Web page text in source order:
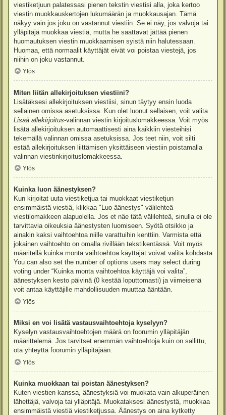
viestiketjuun palatessasi pienen tekstin viestisi alla, joka kertoo
viestin muokkauskertojen lukumäärän ja muokkausajan. Tämä
näkyy vain jos joku on vastannut viestiin. Se ei näy, jos valvoja tai
ylläpitäjä muokkaa viestiä, mutta he saattavat jättää pienen
huomautuksen viestin muokkaamisen syistä niin halutessaan.
Huomaa, että normaalit käyttäjät eivät voi poistaa viestejä, jos
niihin on joku vastannut.
Ylös
Miten liitän allekirjoituksen viestiini?
Lisätäksesi allekirjoituksen viestiisi, sinun täytyy ensin luoda
sellainen omissa asetuksissa. Kun olet luonut sellaisen, voit valita
Lisää allekirjoitus-valinnan viestin kirjoituslomakkeessa. Voit myös
lisätä allekirjoituksen automaattisesti aina kaikkiin viesteihisi
tekemällä valinnan omissa asetuksissa. Jos teet niin, voit silti
estää allekirjoituksen liittämisen yksittäiseen viestiin poistamalla
valinnan viestinkirjoituslomakkeessa.
Ylös
Kuinka luon äänestyksen?
Kun kirjoitat uuta viestiketjua tai muokkaat viestiketjun
ensimmäistä viestiä, klikkaa "Luo äänestys"-välilehteä
viestilomakkeen alapuolella. Jos et näe tätä välilehteä, sinulla ei ole
tarvittavia oikeuksia äänestysten luomiseen. Syötä otsikko ja
ainakin kaksi vaihtoehtoa niille varattuihin kenttiin. Varmista että
jokainen vaihtoehto on omalla rivillään tekstikentässä. Voit myös
määritellä kuinka monta vaihtoehtoa käyttäjät voivat valita kohdasta
You can also set the number of options users may select during
voting under “Kuinka monta vaihtoehtoa käyttäjä voi valita”,
äänestyksen kesto päivinä (0 kestää loputtomasti) ja viimeisenä
voit antaa käyttäjille mahdollisuuden muuttaa ääntään.
Ylös
Miksi en voi lisätä vastausvaihtoehtoja kyselyyn?
Kyselyn vastausvaihtoehtojen määrä on foorumin ylläpitäjän
määrittelemä. Jos tarvitset enemmän vaihtoehtoja kuin on sallittu,
ota yhteyttä foorumin ylläpitäjään.
Ylös
Kuinka muokkaan tai poistan äänestyksen?
Kuten viestien kanssa, äänestyksiä voi muokata vain alkuperäinen
lähettäjä, valvoja tai ylläpitäjä. Muokataksesi äänestystä, muokkaa
ensimmäistä viestiä viestiketjussa. Äänestys on aina kytketty